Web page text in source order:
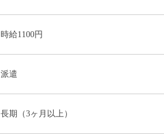
時給1100円
派遣
長期（3ヶ月以上）